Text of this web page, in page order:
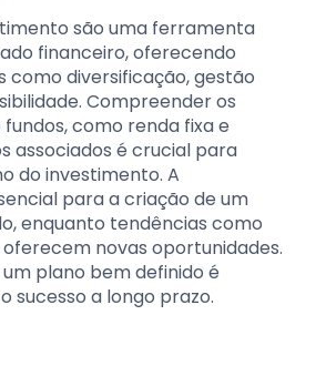
são uma ferramenta
financeiro, oferecendo
como diversificação, gestão
Compreender os
como renda fixa e
associados é crucial para
do investimento. A
para a criação de um
enquanto tendências como
oferecem novas oportunidades.
plano bem definido é
sucesso a longo prazo.